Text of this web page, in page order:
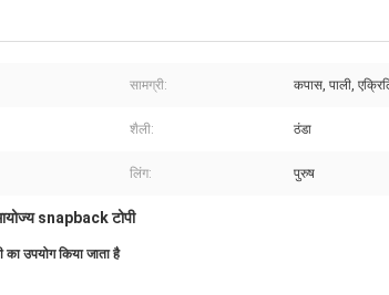
सामग्री: कपास, पाली,
शैली: ठंडा
लिंग: पुरुष
snapback टोपी
उपयोग किया जाता है